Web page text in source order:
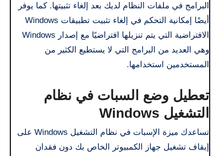
البرامج في ملفات النظام لديك بعد إلغاء تثبيتها. كما يوفر
أيضًا إمكانية التحكم في إلغاء تثبيت تطبيقات Windows
الافتراضية التي يتم تنزيلها افتراضيًا مع إصدار Windows
وهي العديد من البرامج التي لا يستطيع الكثير من
المستخدمين استخدامها.
تعطيل وضع السبات في نظام
التشغيل Windows
تساعدك ميزة الإسبات في نظام التشغيل Windows على
إيقاف تشغيل جهاز الكمبيوتر الخاص بك دون فقدان